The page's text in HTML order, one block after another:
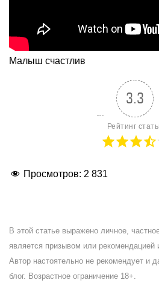
Малыш счастлив
3.3
Рейтинг
Просмотров: 2 831
В этой статье выражено личное,
является призывом или
Автор настоятельно не рекомендует и
блог. Возрастное ограничение 18+.